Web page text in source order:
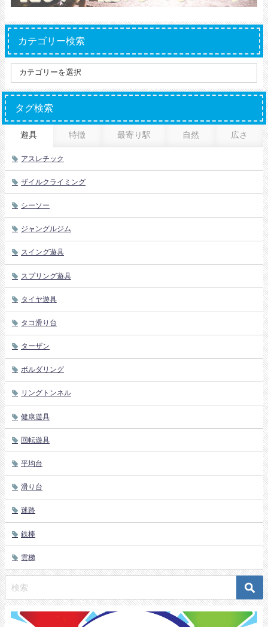
カテゴリー検索
タグ検索
遊具 特徴 最寄り駅 自然 広さ
アスレチック
ザイルクライミング
シーソー
ジャングルジム
スイング遊具
スプリング遊具
タイヤ遊具
タコ滑り台
ターザン
ボルダリング
リングトンネル
健康遊具
回転遊具
平均台
滑り台
迷路
鉄棒
雲梯